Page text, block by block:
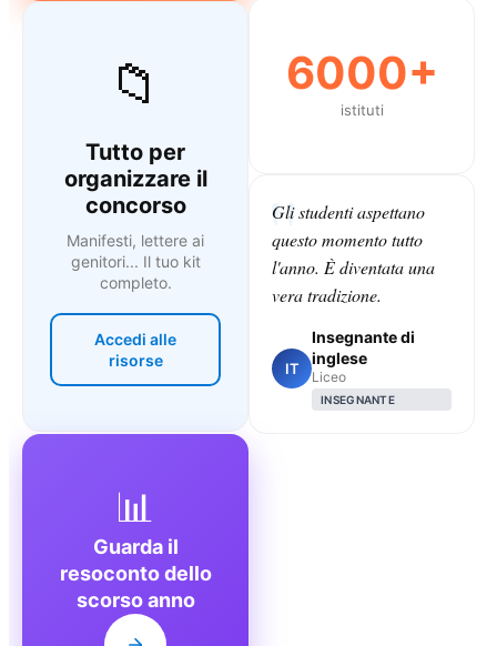
📁
Tutto per
organizzare il
concorso
Manifesti, lettere ai
genitori... Il tuo kit
completo.
Accedi alle
risorse
6000+
istituti
Gli studenti aspettano
questo momento tutto
l'anno. È diventata una
vera tradizione.
IT
Insegnante di
inglese
Liceo
INSEGNANTE
📊
Guarda il
resoconto dello
scorso anno